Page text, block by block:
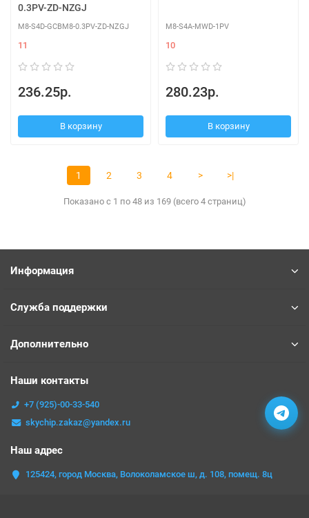
0.3PV-ZD-NZGJ
M8-S4D-GCBM8-0.3PV-ZD-NZGJ
11
236.25р.
В корзину
M8-S4A-MWD-1PV
10
280.23р.
В корзину
1 2 3 4 > >|
Показано с 1 по 48 из 169 (всего 4 страниц)
Информация
Служба поддержки
Дополнительно
Наши контакты
+7 (925)-00-33-540
skychip.zakaz@yandex.ru
Наш адрес
125424, город Москва, Волоколамское ш, д. 108, помещ. 8ц